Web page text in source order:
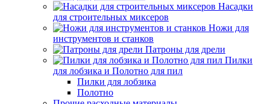
Насадки
для строительных миксеров
Ножи для
инструментов и станков
Патроны для дрели
Пилки
для лобзика и Полотно для пил
Пилки для лобзика
Полотно